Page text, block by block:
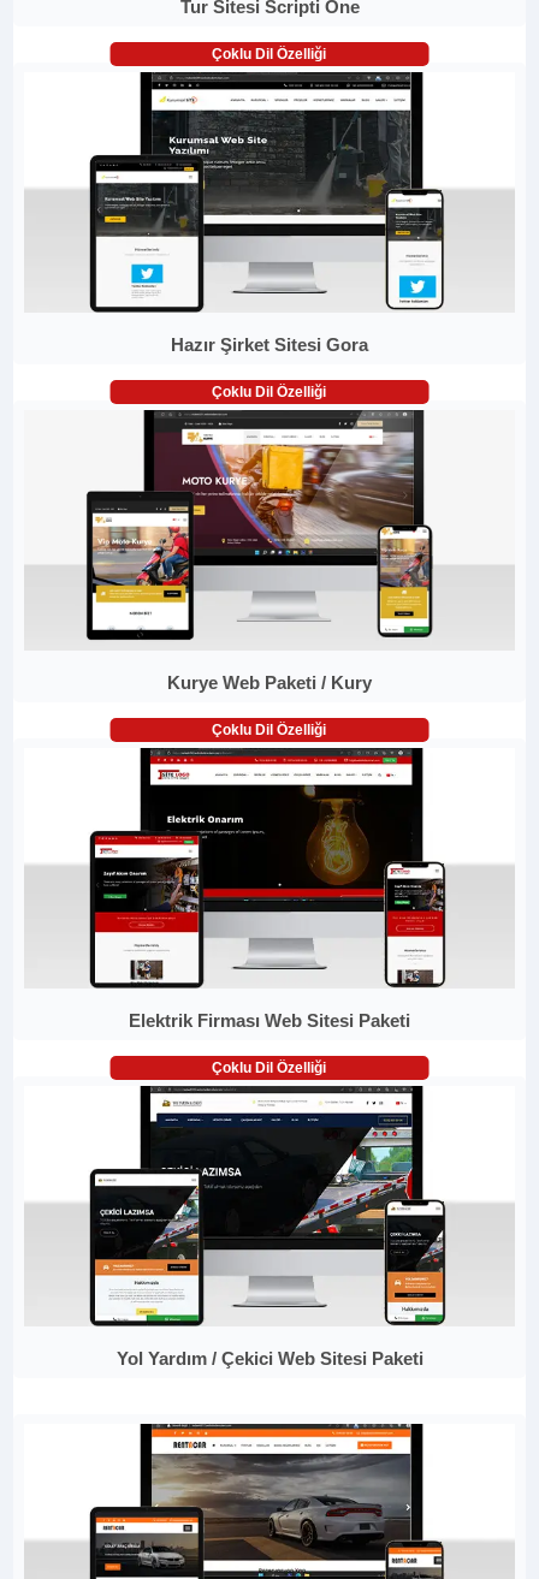
Tur Sitesi Scripti One
Çoklu Dil Özelliği
Hazır Şirket Sitesi Gora
Çoklu Dil Özelliği
Kurye Web Paketi / Kury
Çoklu Dil Özelliği
Elektrik Firması Web Sitesi Paketi
Çoklu Dil Özelliği
Yol Yardım / Çekici Web Sitesi Paketi